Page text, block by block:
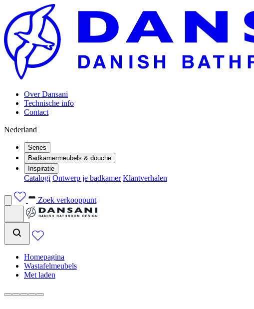
Over Dansani
Technische info
Contact
Nederland
Series
Badkamermeubels & douche
Inspiratie
Catalogi Ontwerp je badkamer Klantverhalen
Zoek verkooppunt
Homepagina
Wastafelmeubels
Met laden